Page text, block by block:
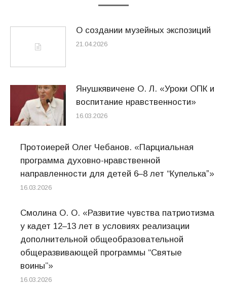
О создании музейных экспозиций
21.04.2026
Янушкявичене О. Л. «Уроки ОПК и
воспитание нравственности»
16.03.2026
Протоиерей Олег Чебанов. «Парциальная
программа духовно-нравственной
направленности для детей 6–8 лет “Купелькаˮ»
16.03.2026
Смолина О. О. «Развитие чувства патриотизма
у кадет 12–13 лет в условиях реализации
дополнительной общеобразовательной
общеразвивающей программы “Святые
воины”»
16.03.2026